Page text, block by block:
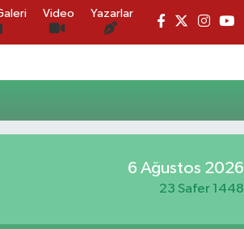
Video Yazarlar
6 Ağustos 2026
23 Safer 1448